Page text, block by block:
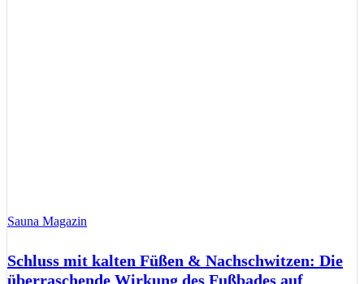
Sauna Magazin
Schluss mit kalten Füßen & Nachschwitzen: Die
überraschende Wirkung des Fußbades auf